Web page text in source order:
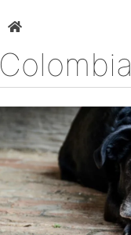
Colombia